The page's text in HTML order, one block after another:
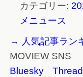
カテゴリー:
メニュース
→ 人気記事ラン
MOVIEW SNS
Bluesky